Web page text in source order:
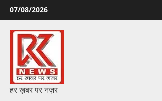
Skip
to
content
07/08/2026
हर ख़बर पर नज़र